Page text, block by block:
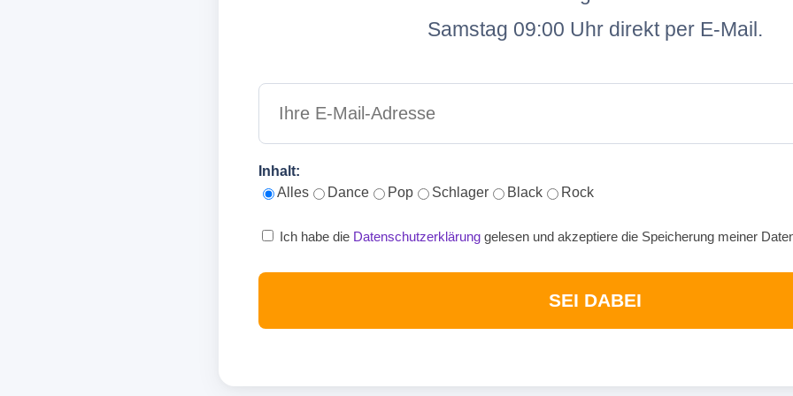
Samstag 09:00 Uhr direkt per E-Mail.
Inhalt:
Alles
Dance Pop Schlager Black Rock
Ich habe die Datenschutzerklärung gelesen und akzeptiere die Speicherung meiner
SEI DABEI